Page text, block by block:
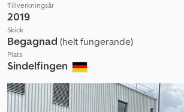
Tillverkningsår
2019
Skick
Begagnad (helt fungerande)
Plats
Sindelfingen